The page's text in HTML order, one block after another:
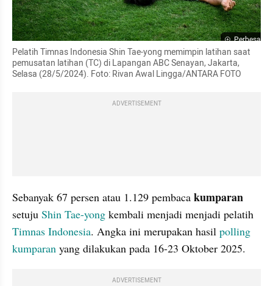
Perbesar
Pelatih Timnas Indonesia Shin Tae-yong memimpin latihan saat
pemusatan latihan (TC) di Lapangan ABC Senayan, Jakarta,
Selasa (28/5/2024). Foto: Rivan Awal Lingga/ANTARA FOTO
ADVERTISEMENT
Sebanyak 67 persen atau 1.129 pembaca
setuju Shin Tae-yong
Timnas Indonesia. Angka ini merupakan hasil polling
kumparan yang dilakukan pada 16-23 Oktober 2025.
ADVERTISEMENT